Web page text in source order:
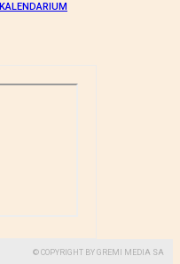
KALENDARIUM
© COPYRIGHT BY GREMI MEDIA SA